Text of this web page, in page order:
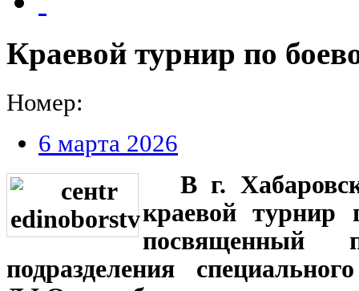
Краевой турнир по
Номер:
6 марта 2026
В г.
краевой турнир
посвященный
подразделения